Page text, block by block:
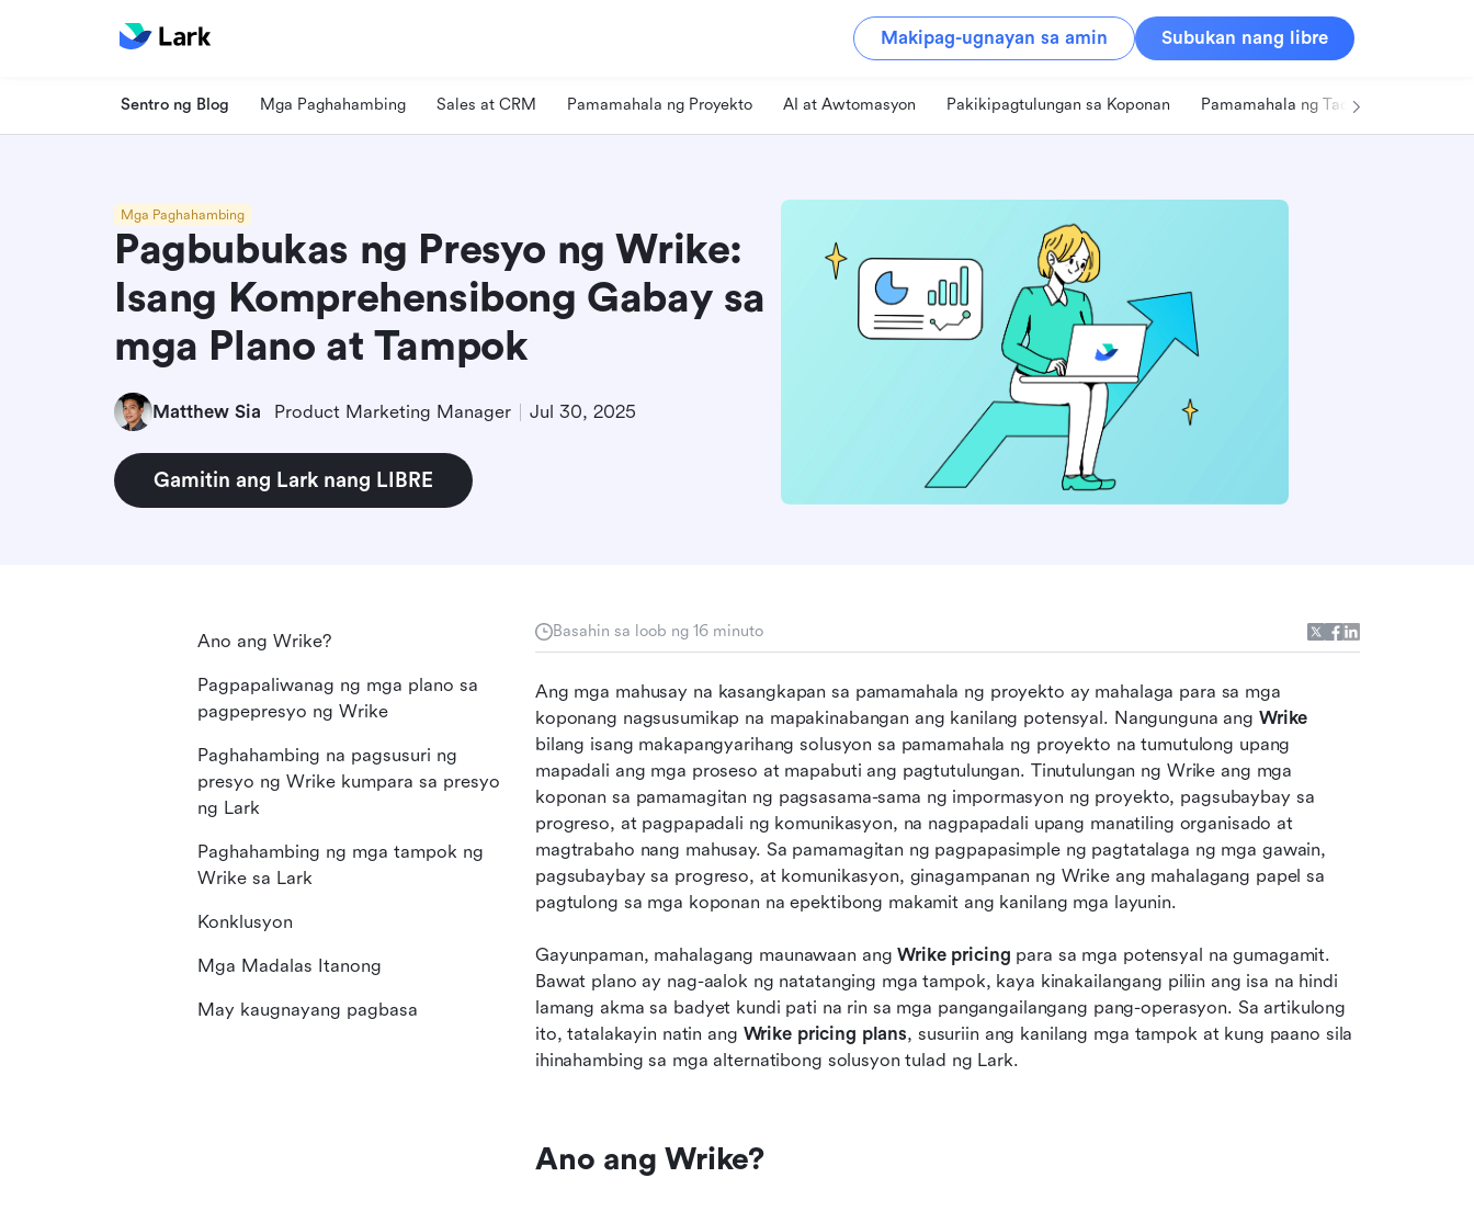
Makipag-ugnayan sa amin Subukan nang libre
Sentro ng Blog Mga Paghahambing Sales at CRM Pamamahala ng Proyekto AI at Awtomasyon Pakikipagtulungan sa Koponan Pamamahala ng Tao
Mga Paghahambing
Pagbubukas ng Presyo ng Wrike:
Isang Komprehensibong Gabay sa
mga Plano at Tampok
Matthew Sia Product Marketing Manager Jul 30, 2025
Gamitin ang Lark nang LIBRE
Basahin sa loob ng 16 minuto
Ang mga mahusay na kasangkapan sa pamamahala ng proyekto ay mahalaga para sa mga
koponang nagsusumikap na mapakinabangan ang kanilang potensyal. Nangunguna ang Wrike
bilang isang makapangyarihang solusyon sa pamamahala ng proyekto na tumutulong upang
mapadali ang mga proseso at mapabuti ang pagtutulungan. Tinutulungan ng Wrike ang mga
koponan sa pamamagitan ng pagsasama-sama ng impormasyon ng proyekto, pagsubaybay sa
progreso, at pagpapadali ng komunikasyon, na nagpapadali upang manatiling organisado at
magtrabaho nang mahusay. Sa pamamagitan ng pagpapasimple ng pagtatalaga ng mga gawain,
pagsubaybay sa progreso, at komunikasyon, ginagampanan ng Wrike ang mahalagang papel sa
pagtulong sa mga koponan na epektibong makamit ang kanilang mga layunin.
Gayunpaman, mahalagang maunawaan ang Wrike pricing para sa mga potensyal na gumagamit.
Bawat plano ay nag-aalok ng natatanging mga tampok, kaya kinakailangang piliin ang isa na hindi
lamang akma sa badyet kundi pati na rin sa mga pangangailangang pang-operasyon. Sa artikulong
ito, tatalakayin natin ang Wrike pricing plans, susuriin ang kanilang mga tampok at kung paano sila
ihinahambing sa mga alternatibong solusyon tulad ng Lark.
Ano ang Wrike?
Ano ang Wrike?
Pagpapaliwanag ng mga plano sa
pagpepresyo ng Wrike
Paghahambing na pagsusuri ng
presyo ng Wrike kumpara sa presyo
ng Lark
Paghahambing ng mga tampok ng
Wrike sa Lark
Konklusyon
Mga Madalas Itanong
May kaugnayang pagbasa